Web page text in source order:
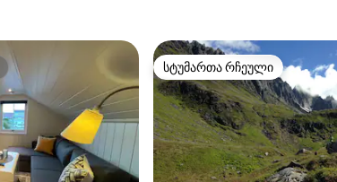
სტუმართა რჩეული
სტუმართა რჩეული